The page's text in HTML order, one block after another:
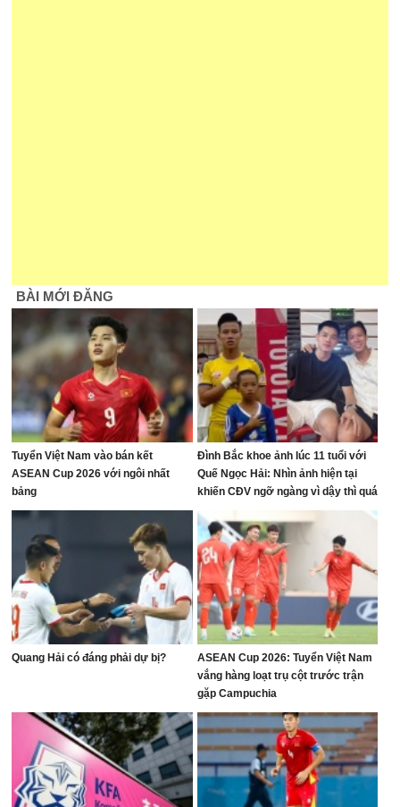
BÀI MỚI ĐĂNG
Tuyển Việt Nam vào bán kết
ASEAN Cup 2026 với ngôi nhất
bảng
Đình Bắc khoe ảnh lúc 11 tuổi với
Quế Ngọc Hải: Nhìn ảnh hiện tại
khiến CĐV ngỡ ngàng vì dậy thì quá
thành công
Quang Hải có đáng phải dự bị?
ASEAN Cup 2026: Tuyển Việt Nam
vắng hàng loạt trụ cột trước trận
gặp Campuchia